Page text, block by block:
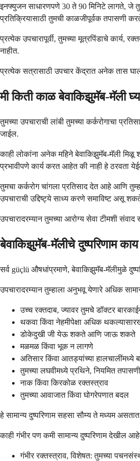
इनफ्युजन साधारणपणे 30 ते 90 मिनिटे लागते, जे
प्रतिक्रियासाठी तुमची काळजीपूर्वक तपासणी
प्रत्येक उपचारापूर्वी, तुमच्या मूत्रपिंडाचे कार्य,
नाहीत.
प्रत्येक सत्रासाठी उपचार केंद्रात अनेक तास
मी किती काळ बेवाकिझुमॅब-मॅली
तुमच्या उपचाराची लांबी तुमच्या कर्करोगाचा
जाईल.
काही लोकांना अनेक महिने बेवाकिझुमॅब-मॅली
प्रभावीपणे कार्य करत आहेत की नाही हे ठरवता
तुमचा कर्करोग चांगला प्रतिसाद देत आहे आणि
उपचाराची उद्दिष्ट्ये साध्य करणे समाविष्ट असू
उपचारादरम्यान तुमच्या आरोग्य सेवा टीमशी
बेवाकिझुमॅब-मॅलीचे दुष्परिणाम
सर्व güçlü औषधांप्रमाणे, बेवाकिझुमॅब-मॅलीमुळे
उपचारादरम्यान तुम्हाला अनुभवू येणारे अधिक
उच्च रक्तदाब, ज्यावर तुमचे डॉक्टर
थकवा किंवा नेहमीपेक्षा अधिक
डोकेदुखी जी येऊ शकते आणि जाऊ शकते
मळमळ किंवा भूक न लागणे
अतिसार किंवा आतड्यांच्या हालचालींमध्ये
तुमच्या लघवीमध्ये प्रथिने, नियमित
नाक किंवा किरकोळ रक्तस्त्राव
तुमच्या आवाजात किंवा घोगरेपणात बदल
हे सामान्य दुष्परिणाम सहसा सौम्य ते मध्यम
काही गंभीर पण कमी सामान्य दुष्परिणाम देखील
गंभीर रक्तस्त्राव, विशेषत: तुमच्या